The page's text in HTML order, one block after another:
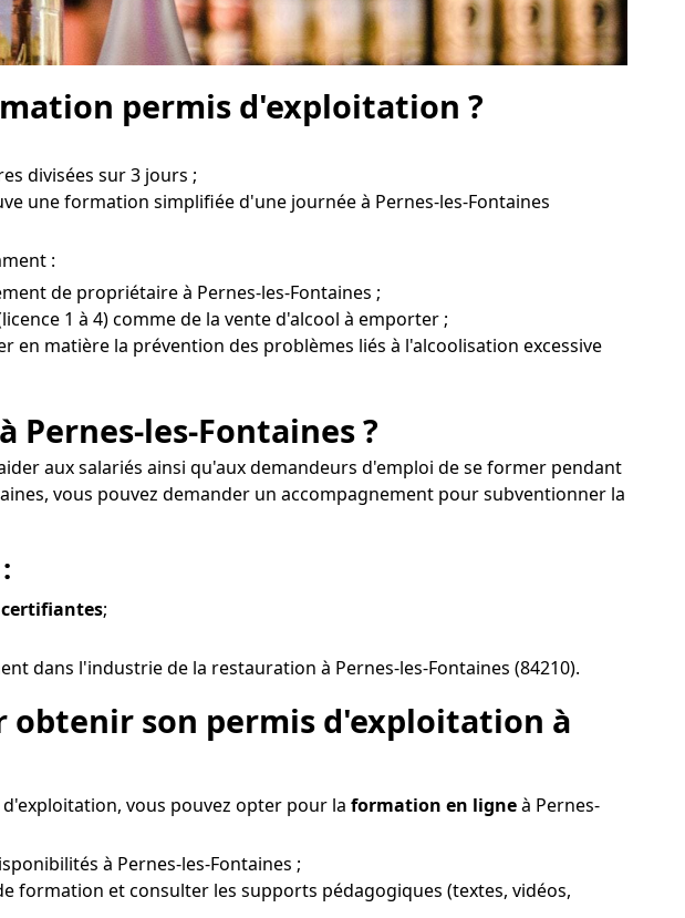
permis d'exploitation ?
divisées sur 3 jours ;
une formation simplifiée d'une journée à Pernes-les-Fontaines
:
de propriétaire à Pernes-les-Fontaines ;
1 à 4) comme de la vente d'alcool à emporter ;
en matière la prévention des problèmes liés à l'alcoolisation excessive
les-Fontaines ?
aux salariés ainsi qu'aux demandeurs d'emploi de se former pendant
vous pouvez demander un accompagnement pour subventionner la
;
dans l'industrie de la restauration à Pernes-les-Fontaines (84210).
obtenir son permis d'exploitation à
vous pouvez opter pour la formation en ligneà Pernes-
à Pernes-les-Fontaines ;
formation et consulter les supports pédagogiques (textes, vidéos,